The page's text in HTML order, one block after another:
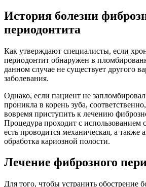
История болезни
периодонтита
Как утверждают специалисты, если
периодонтит обнаружен в
данном случае не существует другого
заболевания.
Однако, если пациент не
проникла в корень зуба,
вовремя приступить к лечению
Процедура проходит с использованием
есть проводится механическая, а также
обработка кариозной полости.
Лечение фиброзного
Для того, чтобы устранить обострение